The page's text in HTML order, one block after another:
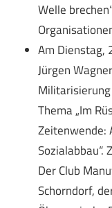
Welle
Am Dienstag,
Jürgen
Thema „Im
Zeitenwende:
Sozialabbau“.
Der Club
Schorndorf,